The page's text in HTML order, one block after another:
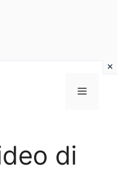
MENU
di